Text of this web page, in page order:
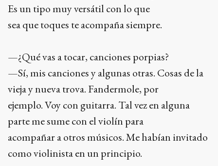
Es un tipo muy versátil con lo que
sea que toques te acompaña siempre.
—¿Qué vas a tocar, canciones porpias?
—Sí, mis canciones y algunas otras. Cosas de la
vieja y nueva trova. Fandermole, por
ejemplo. Voy con guitarra. Tal vez en alguna
parte me sume con el violín para
acompañar a otros músicos. Me habían invitado
como violinista en un principio.